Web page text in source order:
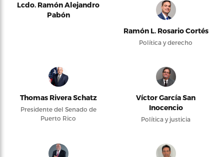
Lcdo. Ramón Alejandro
Pabón
Ramón L. Rosario Cortés
Política y derecho
Thomas Rivera Schatz
Presidente del Senado de
Puerto Rico
Víctor García San
Inocencio
Política y justicia